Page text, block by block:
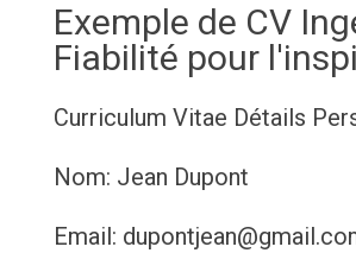
Exemple de CV
Fiabilité pour
Curriculum Vitae Détails
Nom: Jean Dupont
Email: